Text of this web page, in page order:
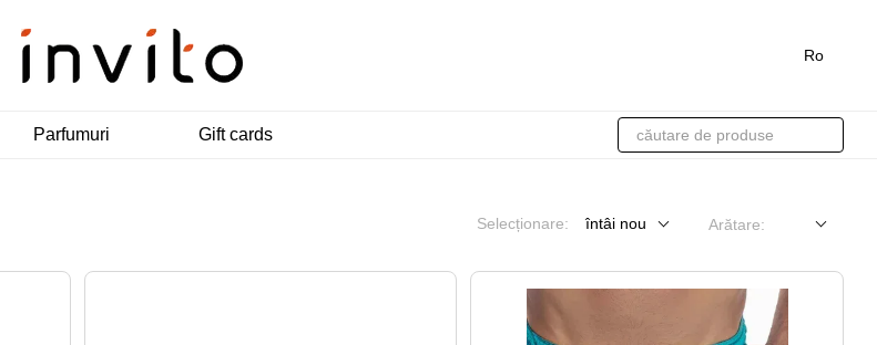
Ro
Parfumuri Gift cards
Selecționare: întâi nou Arătare: